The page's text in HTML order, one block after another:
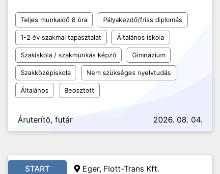
Teljes munkaidő 8 óra Pályakezdő/friss diplomás
1-2 év szakmai tapasztalat Általános iskola
Szakiskola / szakmunkás képző Gimnázium
Szakközépiskola Nem szükséges nyelvtudás
Általános Beosztott
Áruterítő, futár 2026. 08. 04.
START Eger, Flott-Trans Kft.